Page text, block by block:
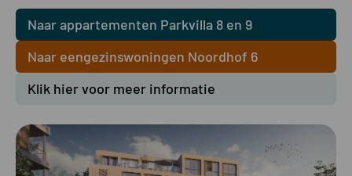
Naar appartementen Parkvilla 8 en 9
Naar eengezinswoningen Noordhof 6
Klik hier voor meer informatie